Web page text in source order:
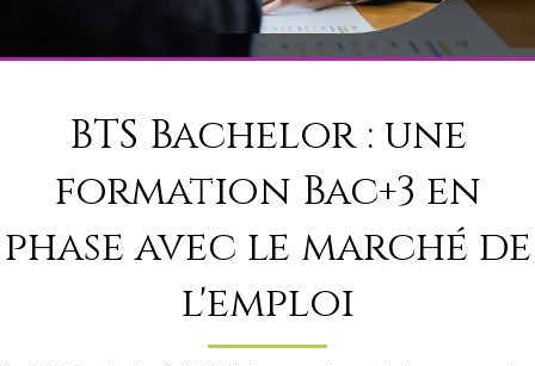
BTS Bachelor : une
formation Bac+3 en
phase avec le marché de
l'emploi